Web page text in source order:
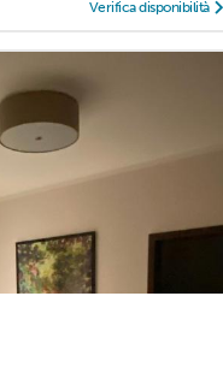
Verifica disponibilità